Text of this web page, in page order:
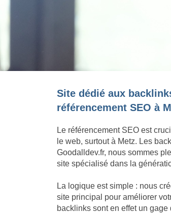
Site dédié aux
référencement SEO à
Le référencement SEO est
le web, surtout à Metz. Les
Goodalldev.fr, nous sommes
site spécialisé dans la
La logique est simple : nous
site principal pour améliorer
backlinks sont en effet un